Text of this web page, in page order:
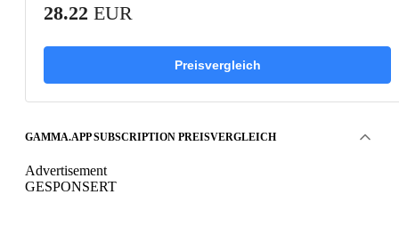
28.22 EUR
Preisvergleich
GAMMA.APP SUBSCRIPTION PREISVERGLEICH
Advertisement
GESPONSERT